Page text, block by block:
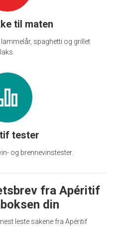
til maten
spaghetti og grillet
laks.
tester
og brennevinstester.
fra Apéritif
din
leste sakene fra Apéritif